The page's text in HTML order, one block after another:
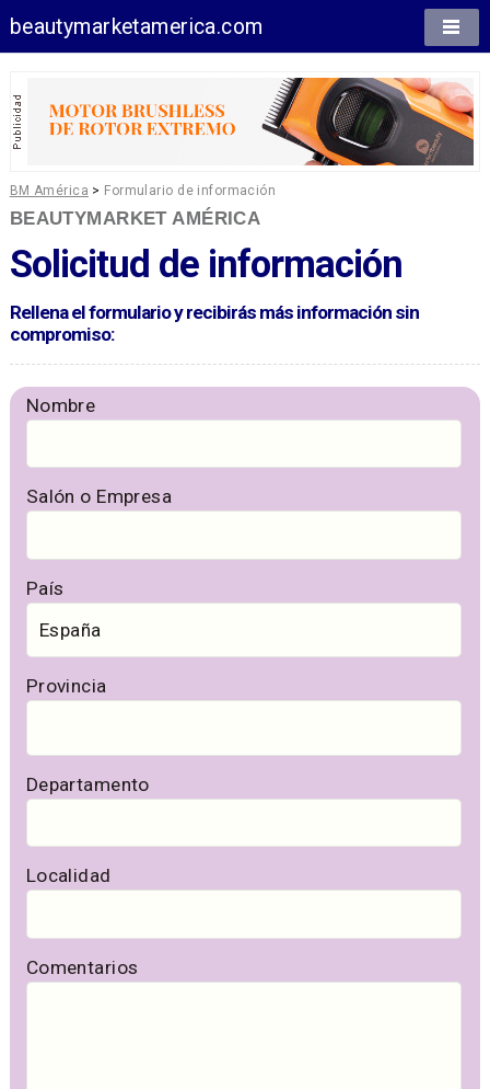
beautymarketamerica.com
BM América > Formulario de información
BEAUTYMARKET AMÉRICA
Solicitud de información
Rellena el formulario y recibirás más información sin
compromiso:
Nombre
Salón o Empresa
País
Provincia
Departamento
Localidad
Comentarios